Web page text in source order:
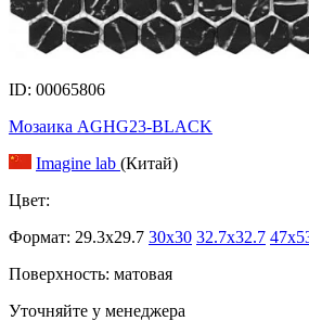
ID: 00065806
Мозаика AGHG23-BLACK
Imagine lab (Китай)
Цвет:
Формат: 29.3x29.7 30x30 32.7x32.7
Поверхность: матовая
Уточняйте у менеджера